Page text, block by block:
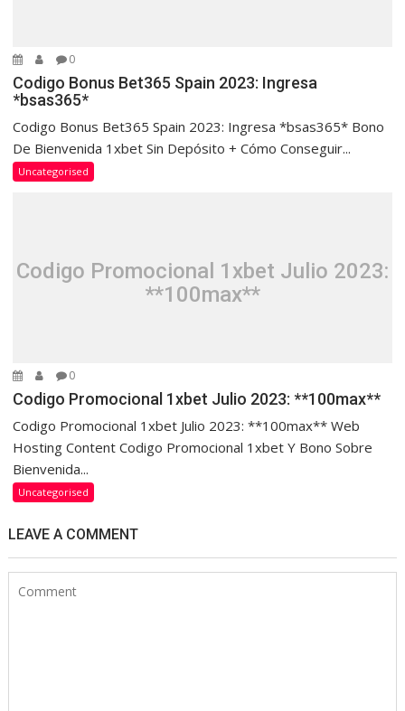
0
Codigo Bonus Bet365 Spain 2023: Ingresa
*bsas365*
Codigo Bonus Bet365 Spain 2023: Ingresa *bsas365* Bono
De Bienvenida 1xbet Sin Depósito + Cómo Conseguir...
Uncategorised
Codigo Promocional 1xbet Julio 2023:
**100max**
0
Codigo Promocional 1xbet Julio 2023: **100max**
Codigo Promocional 1xbet Julio 2023: **100max** Web
Hosting Content Codigo Promocional 1xbet Y Bono Sobre
Bienvenida...
Uncategorised
LEAVE A COMMENT